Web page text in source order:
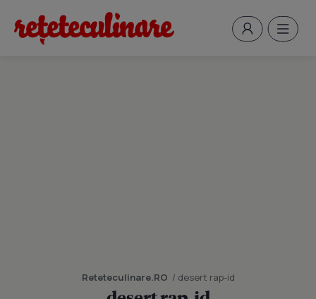
Reteteculinare.RO / desert rap-id